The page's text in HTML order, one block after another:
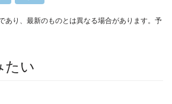
あり、最新のものとは異なる場合があります。予
たい